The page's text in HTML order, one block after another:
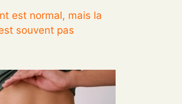
est normal, mais la
souvent pas